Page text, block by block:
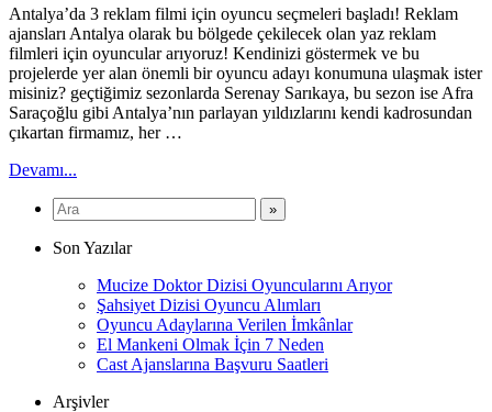
Antalya’da 3 reklam filmi için oyuncu seçmeleri başladı! Reklam
ajansları Antalya olarak bu bölgede çekilecek olan yaz reklam
filmleri için oyuncular arıyoruz! Kendinizi göstermek ve bu
projelerde yer alan önemli bir oyuncu adayı konumuna ulaşmak ister
misiniz? geçtiğimiz sezonlarda Serenay Sarıkaya, bu sezon ise Afra
Saraçoğlu gibi Antalya’nın parlayan yıldızlarını kendi kadrosundan
çıkartan firmamız, her …
Devamı...
Son Yazılar
Mucize Doktor Dizisi Oyuncularını Arıyor
Şahsiyet Dizisi Oyuncu Alımları
Oyuncu Adaylarına Verilen İmkânlar
El Mankeni Olmak İçin 7 Neden
Cast Ajanslarına Başvuru Saatleri
Arşivler